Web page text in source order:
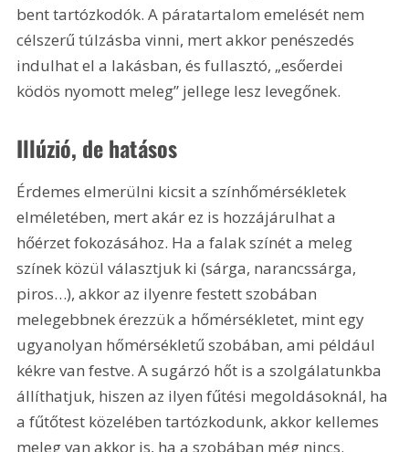
bent tartózkodók. A páratartalom emelését nem
célszerű túlzásba vinni, mert akkor penészedés
indulhat el a lakásban, és fullasztó, „esőerdei
ködös nyomott meleg” jellege lesz levegőnek.
Illúzió, de hatásos
Érdemes elmerülni kicsit a színhőmérsékletek
elméletében, mert akár ez is hozzájárulhat a
hőérzet fokozásához. Ha a falak színét a meleg
színek közül választjuk ki (sárga, narancssárga,
piros…), akkor az ilyenre festett szobában
melegebbnek érezzük a hőmérsékletet, mint egy
ugyanolyan hőmérsékletű szobában, ami például
kékre van festve. A sugárzó hőt is a szolgálatunkba
állíthatjuk, hiszen az ilyen fűtési megoldásoknál, ha
a fűtőtest közelében tartózkodunk, akkor kellemes
meleg van akkor is, ha a szobában még nincs.